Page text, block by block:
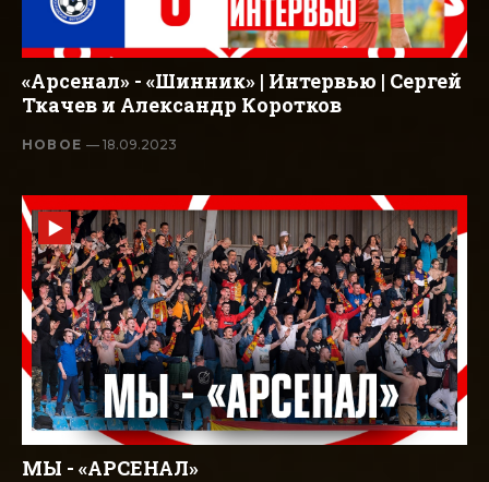
«Арсенал» - «Шинник» | Интервью | Сергей
Ткачев и Александр Коротков
НОВОЕ— 18.09.2023
МЫ - «АРСЕНАЛ»